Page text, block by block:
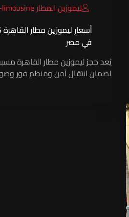
ليموزين المطار raw-limousine
في مصر
يُعد حجز ليموزين مطار القاهرة
لضمان انتقال آمن ومنظم فور